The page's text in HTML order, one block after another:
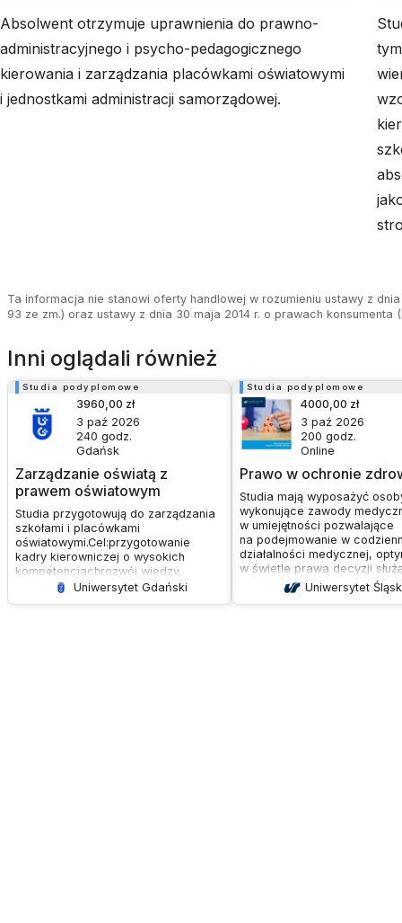
Absolwent otrzymuje uprawnienia do prawno-
administracyjnego i psycho-pedagogicznego
kierowania i zarządzania placówkami oświatowymi
i jednostkami administracji samorządowej.
Ta informacja nie stanowi oferty handlowej w rozumieniu ustawy z
93 ze zm.) oraz ustawy z dnia 30 maja 2014 r. o prawach konsumenta
Inni oglądali również
Studia podyplomowe
Zarządzanie oświatą z
prawem oświatowym
3960,00 zł
3 paź 2026
240 godz.
Gdańsk
Studia przygotowują do zarządzania
szkołami i placówkami
oświatowymi.Cel:przygotowanie
kadry kierowniczej o wysokich
kompetencjachrozwój wiedzy,
umiejętności i kompetencji z
Uniwersytet Gdański
Studia podyplomowe
Prawo w ochronie
4000,00 zł
3 paź 2026
200 godz.
Online
Studia mają wyposażyć
wykonujące zawody
w umiejętności pozwalające
na podejmowanie w
działalności medycznej,
w świetle prawa decyzji
dobru i bezpieczeństwa
tak pacjenta, jak i medyków.
Uniwersytet